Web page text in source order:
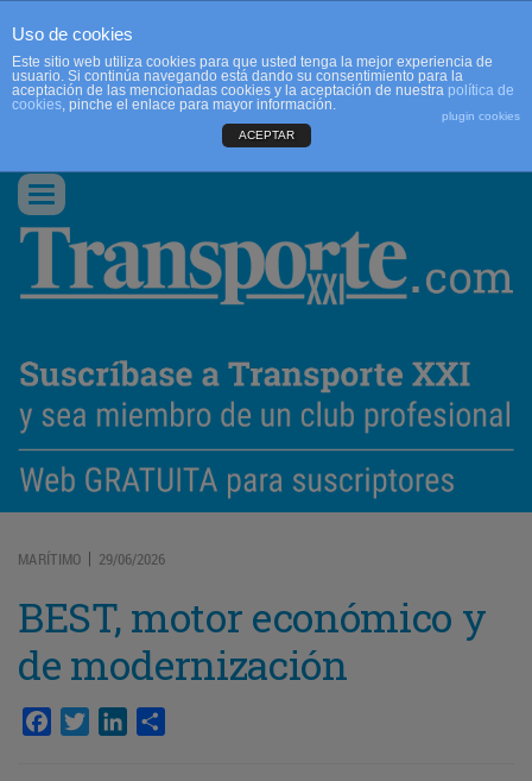
CONTACTO
Conmutar
navegación
MARÍTIMO | 29/06/2026
BEST, motor económico y
de modernización
Facebook
TwitterLinkedIn
Uso de cookies
Este sitio web utiliza cookies para que usted tenga la mejor experiencia de
usuario. Si continúa navegando está dando su consentimiento para la
aceptación de las mencionadas cookies y la aceptación de nuestra política de
cookies, pinche el enlace para mayor información.
plugin cookies
ACEPTAR